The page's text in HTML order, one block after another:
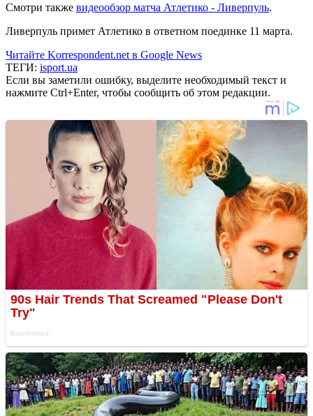
Смотри также видеообзор матча Атлетико - Ливерпуль.
Ливерпуль примет Атлетико в ответном поединке 11 марта.
Читайте Korrespondent.net в Google News
ТЕГИ: isport.ua
Если вы заметили ошибку, выделите необходимый текст и
нажмите Ctrl+Enter, чтобы сообщить об этом редакции.